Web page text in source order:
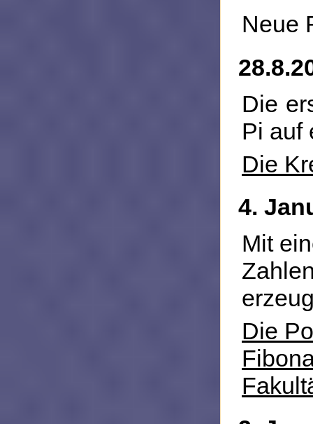
Neue
Die
Pi auf
Die
4.
Mit
Die